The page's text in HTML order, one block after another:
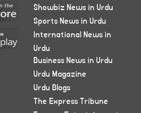
Showbiz News in Urdu
Sports News in Urdu
International News in
Urdu
Business News in Urdu
Urdu Magazine
Urdu Blogs
The Express Tribune